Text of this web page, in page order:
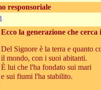
responsoriale
Ecco la generazione che
Del Signore è la terra e quanto
il mondo, con i suoi abitanti.
È lui che l'ha fondato sui mari
e sui fiumi l'ha stabilito.